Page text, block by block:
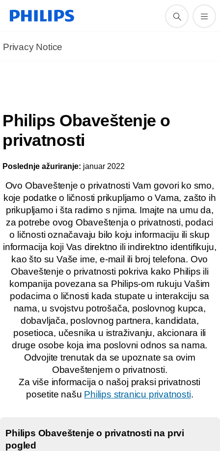
Privacy Notice
Philips Obaveštenje o
privatnosti
Poslednje ažuriranje: januar 2022
Ovo Obaveštenje o privatnosti Vam govori ko smo,
koje podatke o ličnosti prikupljamo o Vama, zašto ih
prikupljamo i šta radimo s njima. Imajte na umu da,
za potrebe ovog Obaveštenja o privatnosti, podaci
o ličnosti označavaju bilo koju informaciju ili skup
informacija koji Vas direktno ili indirektno identifikuju,
kao što su Vaše ime, e-mail ili broj telefona. Ovo
Obaveštenje o privatnosti pokriva kako Philips ili
kompanija povezana sa Philips-om rukuju Vašim
podacima o ličnosti kada stupate u interakciju sa
nama, u svojstvu potrošača, poslovnog kupca,
dobavljača, poslovnog partnera, kandidata,
posetioca, učesnika u istraživanju, akcionara ili
druge osobe koja ima poslovni odnos sa nama.
Odvojite trenutak da se upoznate sa ovim
Obaveštenjem o privatnosti.
Za više informacija o našoj praksi privatnosti
posetite našu Philips stranicu privatnosti.
Philips Obaveštenje o privatnosti na prvi
pogled